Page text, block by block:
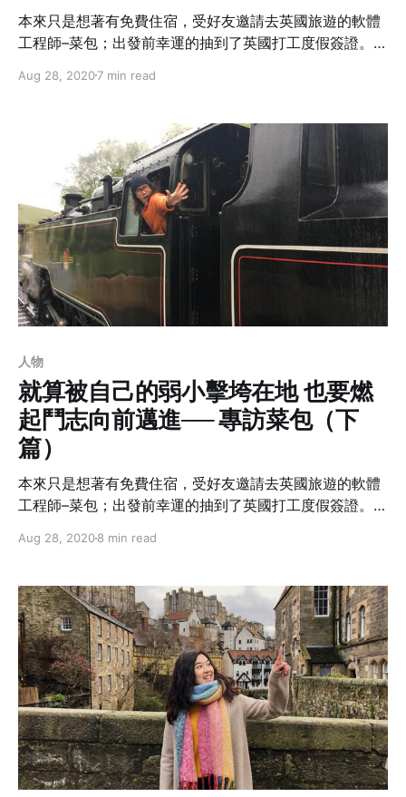
本來只是想著有免費住宿，受好友邀請去英國旅遊的軟體
工程師–菜包；出發前幸運的抽到了英國打工度假簽證。這
涯或更可以說是探索自我的一段不可抹滅的插曲。
Aug 28, 20207 min read
人物
就算被自己的弱小擊垮在地 也要燃
起鬥志向前邁進── 專訪菜包（下
篇）
本來只是想著有免費住宿，受好友邀請去英國旅遊的軟體
工程師–菜包；出發前幸運的抽到了英國打工度假簽證。這
涯或更可以說是探索自我的一段不可抹滅的插曲。
Aug 28, 20208 min read